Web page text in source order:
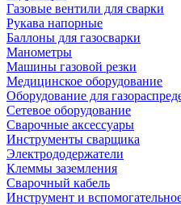
Газовые вентили для сварки
Рукава напорные
Баллоны для газосварки
Манометры
Машины газовой резки
Медицинское оборудование
Оборудование для
Сетевое оборудование
Сварочные аксессуары
Инструменты сварщика
Электрододержатели
Клеммы заземления
Сварочный кабель
Инструмент и